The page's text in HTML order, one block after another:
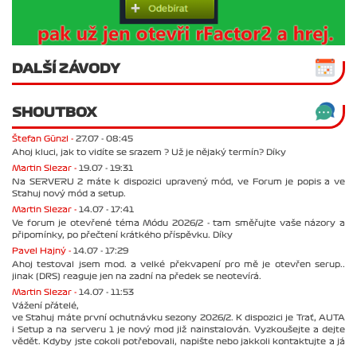
DALŠÍ ZÁVODY
SHOUTBOX
Štefan Günzl - 27.07 - 08:45
Ahoj kluci, jak to vidíte se srazem ? Už je nějaký termín? Díky
Martin Slezar - 19.07 - 19:31
Na SERVERU 2 máte k dispozici upravený mód, ve Forum je popis a ve
Stahuj nový mód a setup.
Martin Slezar - 14.07 - 17:41
Ve forum je otevřené téma Módu 2026/2 - tam směřujte vaše názory a
připomínky, po přečtení krátkého příspěvku. Díky
Pavel Hajný - 14.07 - 17:29
Ahoj testoval jsem mod. a velké překvapení pro mě je otevřen serup..
jinak (DRS) reaguje jen na zadní na předek se neotevírá.
Martin Slezar - 14.07 - 11:53
Vážení přátelé,
ve Stahuj máte první ochutnávku sezony 2026/2. K dispozici je Trať, AUTA
i Setup a na serveru 1 je nový mod již nainstalován. Vyzkoušejte a dejte
vědět. Kdyby jste cokoli potřebovali, napište nebo jakkoli kontaktujte a já